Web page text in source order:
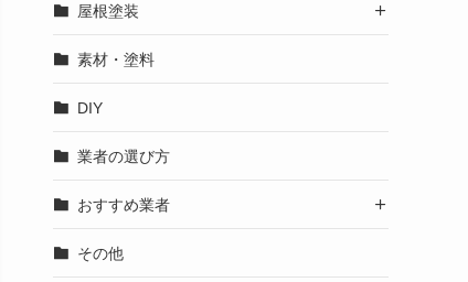
屋根塗装 
素材・塗料
DIY
業者の選び方
おすすめ業者 
その他